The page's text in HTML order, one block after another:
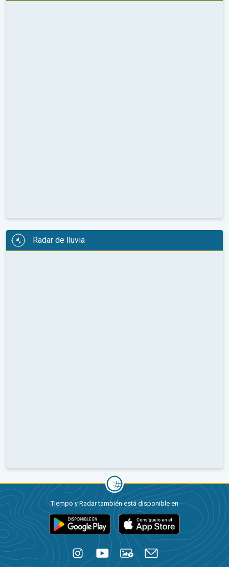
Radar de lluvia
Tiempo y Radar también está disponible en